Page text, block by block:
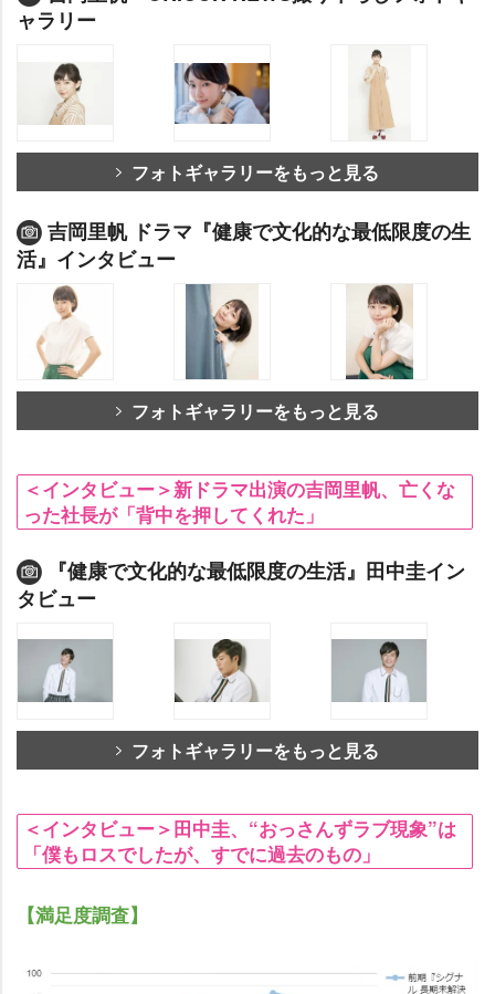
ャラリー
フォトギャラリーをもっと見る
吉岡里帆 ドラマ『健康で文化的な最低限度の生
活』インタビュー
フォトギャラリーをもっと見る
＜インタビュー＞新ドラマ出演の吉岡里帆、亡くな
った社長が「背中を押してくれた」
『健康で文化的な最低限度の生活』田中圭イン
タビュー
フォトギャラリーをもっと見る
＜インタビュー＞田中圭、“おっさんずラブ現象”は
「僕もロスでしたが、すでに過去のもの」
【満足度調査】